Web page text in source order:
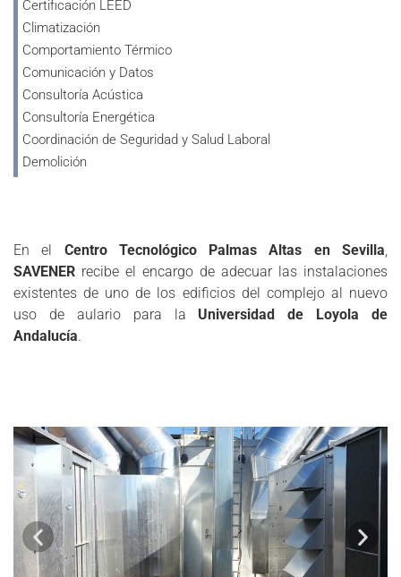
Certificación LEED
Climatización
Comportamiento Térmico
Comunicación y Datos
Consultoría Acústica
Consultoría Energética
Coordinación de Seguridad y Salud Laboral
Demolición
Domótica
Edificación Bioclimática
Eficiencia Energética
Estructuras
Estudios de Seguridad y Salud Laboral
Fontanería y Saneamiento
Gestión de Costes
Gestión de Instalaciones
Gestión de Proyectos
HVAC
Iluminación
Instalación de Climatización y Ventilación
En el Centro Tecnológico Palmas Altas en Sevilla
SAVENER recibe el encargo de adecuar las instalaciones
existentes de uno de los edificios del complejo al nuevo
uso de aulario para la Universidad de Loyola de
Andalucía.